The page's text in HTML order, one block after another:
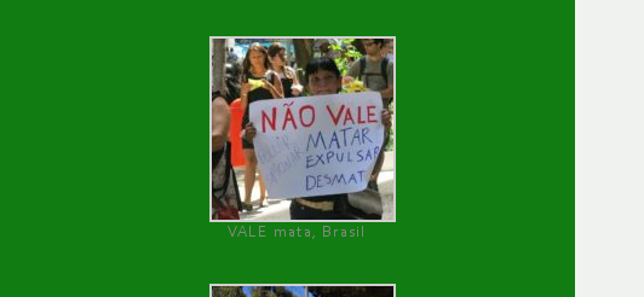
VALE mata, Brasil